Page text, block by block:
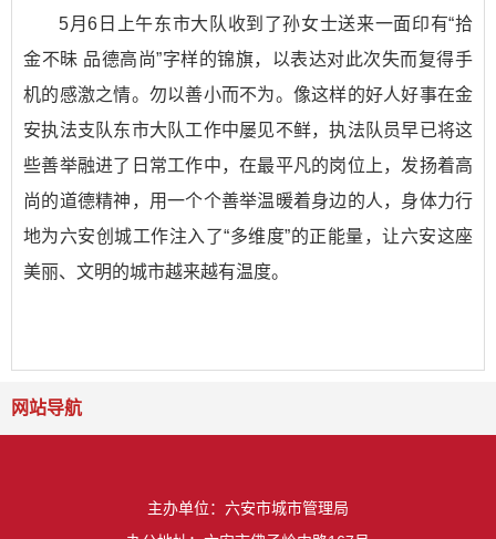
5月6日上午东市大队收到了孙女士送来一面印有“拾
金不昧 品德高尚”字样的锦旗，以表达对此次失而复得手
机的感激之情。勿以善小而不为。像这样的好人好事在金
安执法支队东市大队工作中屡见不鲜，执法队员早已将这
些善举融进了日常工作中，在最平凡的岗位上，发扬着高
尚的道德精神，用一个个善举温暖着身边的人，身体力行
地为六安创城工作注入了“多维度”的正能量，让六安这座
美丽、文明的城市越来越有温度。
网站导航
主办单位：六安市城市管理局